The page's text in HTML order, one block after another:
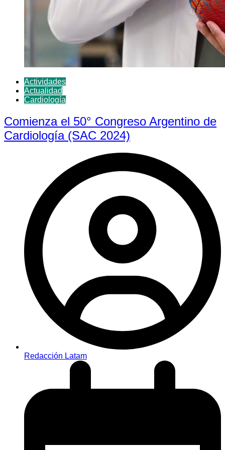
Actividades
Actualidad
Cardiología
Comienza el 50° Congreso Argentino de
Cardiología (SAC 2024)
Redacción Latam